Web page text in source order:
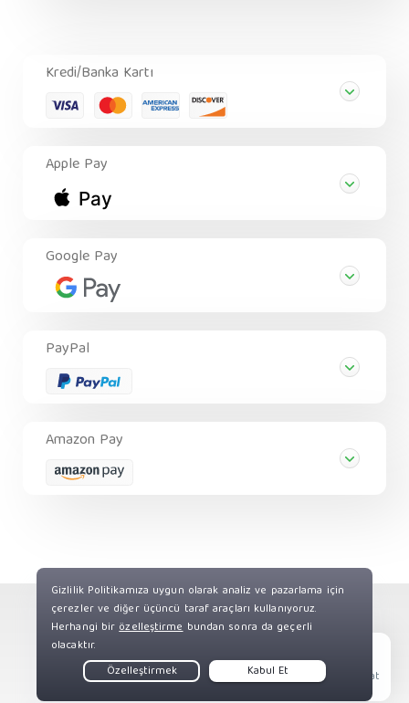
Kredi/Banka Kartı
Apple Pay
Google Pay
PayPal
Amazon Pay
Telif Hakkı © Private Internet Access, Inc. Tüm Hakları
Live Chat